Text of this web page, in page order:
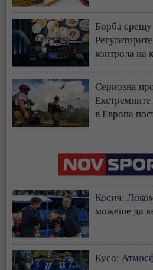
Борба срещу
контрола на
Сериозна
в Европа
Косич:
можеше да
Кусо: